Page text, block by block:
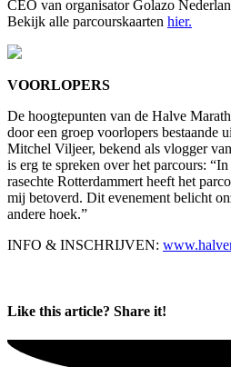
CEO van organisator Golazo
Bekijk alle parcourskaarten hier.
VOORLOPERS
De hoogtepunten van de Halve
door een groep voorlopers bestaande
Mitchel Viljeer, bekend als vlogger
is erg te spreken over het parcours:
rasechte Rotterdammert heeft het
mij betoverd. Dit evenement belicht
andere hoek.”
INFO & INSCHRIJVEN:
Like this article? Share it!